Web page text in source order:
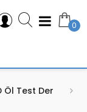
0
Öl Test Der